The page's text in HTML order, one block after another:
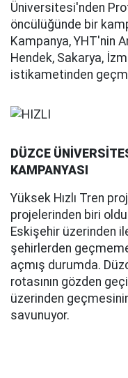
Üniversitesi'nden
öncülüğünde bir
Kampanya, YHT'nin
Hendek, Sakarya,
istikametinden
DÜZCE
KAMPANYASI
Yüksek Hızlı Tren
projelerinden biri
Eskişehir üzerinden
şehirlerden
açmış durumda.
rotasının gözden
üzerinden
savunuyor.